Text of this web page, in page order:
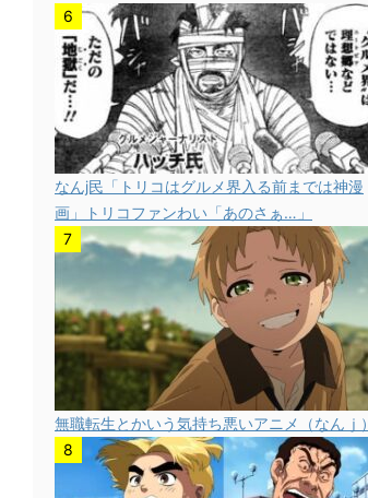
なんj民「トリコはグルメ界入る前までは神漫
画」トリコファンわい「あのさぁ…」
無職転生とかいう気持ち悪いアニメ（なんｊ）